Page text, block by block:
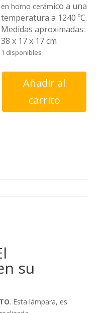
en horno cerámico a una
temperatura a 1240 ºC.
Medidas aproximadas:
38 x 17 x 17 cm
1 disponibles
Lámpara
cerámica
Principito
Añadir al
carrito
su
. Esta lámpara, es